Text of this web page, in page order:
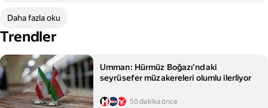
Daha fazla oku
Trendler
Umman: Hürmüz Boğazı’ndaki
seyrüsefer müzakereleri olumlu ilerliyor
50 dakika önce